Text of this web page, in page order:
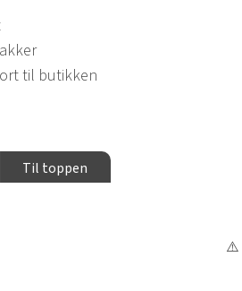
til butikken
Til toppen
⚠️